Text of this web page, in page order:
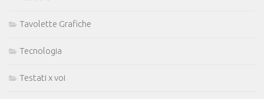
Tavolette Grafiche
Tecnologia
Testati x voi